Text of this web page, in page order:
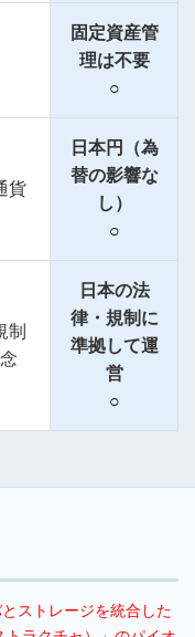
固定資産管
理は不要
○
貨
日本円（為
替の影響な
し）
○
制
日本の法
律・規制に
準拠して運
営
○
ストレージを統合した